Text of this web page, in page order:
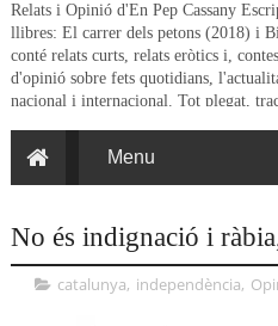
Relats i Opinió d'En Pep Cassany
llibres: El carrer dels petons (2018) i
conté relats curts, relats eròtics i,
d'opinió sobre fets quotidians,
nacional i internacional. Tot plegat,
No és indignació i
catalunya, independència,